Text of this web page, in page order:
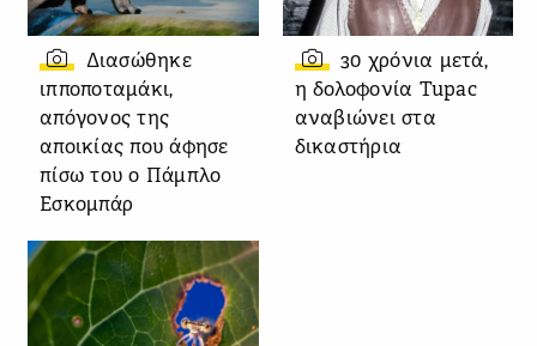
Διασώθηκε
ιπποποταμάκι,
απόγονος της
αποικίας που άφησε
πίσω του ο Πάμπλο
Εσκομπάρ
30 χρόνια μετά,
η δολοφονία Tupac
αναβιώνει στα
δικαστήρια